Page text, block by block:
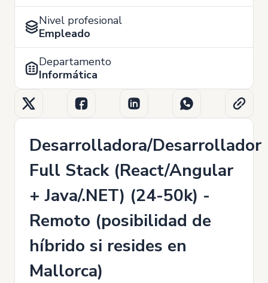
Nivel profesional
Empleado
Departamento
Informática
Desarrolladora/Desarrollador
Full Stack (React/Angular
+ Java/.NET) (24-50k) -
Remoto (posibilidad de
híbrido si resides en
Mallorca)